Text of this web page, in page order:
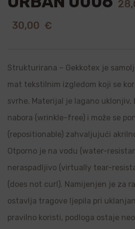
30,00 €
Strukturirana – Gekkotex je
mat tekstilnim izgledom koji se
svrhe. Materijal je lagano uklonjiv,
nabora (wrinkle-free) i može se
(repositionable) zahvaljujući
Otporno je na vodu (water-
neraspadljivo (virtually tear-
(does not curl). Namijenjen je za
ostavlja tragove ljepila pri
pravilno koristi, podloga ostaje